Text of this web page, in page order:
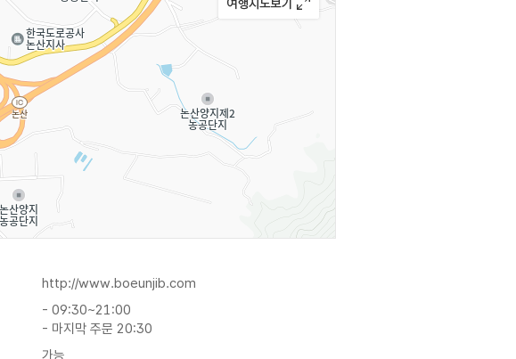
http://www.boeunjib.com
- 09:30~21:00
- 마지막 주문 20:30
가능